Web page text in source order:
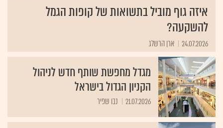
איזה גוף מוביל בתשואות של קופות הגמל
להשקעה?
24.07.2026 ארן הרשלג
מגדל מחפשת שותף חדש לניהול
הקניון הגדול בישראל
21.07.2026 נבו שפיר